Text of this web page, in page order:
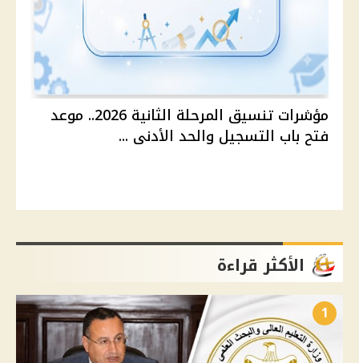
مؤشرات تنسيق المرحلة الثانية 2026.. موعد
فتح باب التسجيل والحد الأدنى ...
الأكثر قراءة
1